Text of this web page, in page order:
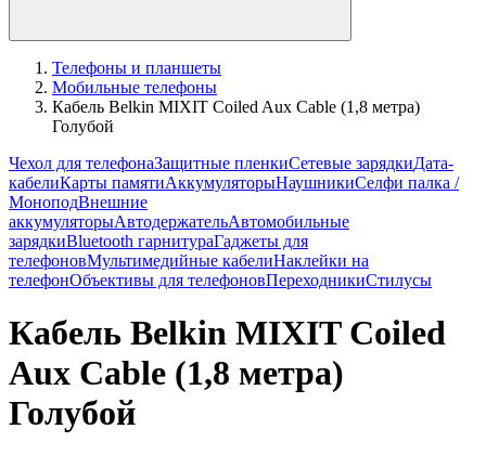
Телефоны и планшеты
Мобильные телефоны
Кабель Belkin MIXIT Coiled Aux Cable (1,8 метра)
Голубой
Чехол для телефонаЗащитные пленкиСетевые зарядкиДата-
кабелиКарты памятиАккумуляторыНаушникиСелфи палка /
МоноподВнешние
аккумуляторыАвтодержательАвтомобильные
зарядкиBluetooth гарнитураГаджеты для
телефоновМультимедийные кабелиНаклейки на
телефонОбъективы для телефоновПереходникиСтилусы
Кабель Belkin MIXIT Coiled
Aux Cable (1,8 метра)
Голубой